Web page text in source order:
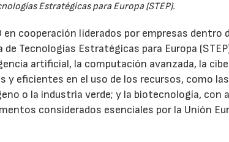
Estratégicas para Europa (STEP).
cooperación liderados por empresas dentro
Tecnologías Estratégicas para Europa
artificial, la computación avanzada, la
eficientes en el uso de los recursos, como
o la industria verde; y la biotecnología, con
considerados esenciales por la Unión